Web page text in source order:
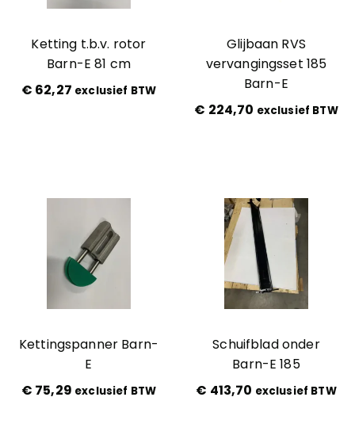
Ketting t.b.v. rotor
Barn-E 81 cm
€ 62,27 exclusief BTW
Glijbaan RVS
vervangingsset 185
Barn-E
€ 224,70 exclusief BTW
Kettingspanner Barn-
E
€ 75,29 exclusief BTW
Schuifblad onder
Barn-E 185
€ 413,70 exclusief BTW